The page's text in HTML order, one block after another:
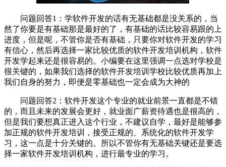
问题回答1：学软件开发的话有无基础都是没关系的，当
然了你要是有基础那是最好的了，有基础的话比较容易跟的上
进度，但是呢，不管你是否有基础，只要你对软件开发的学习
有信心，然后再选择一家比较优质的软件开发培训机构，软件
开发学起来还是很容易的。小编要在这里强调一点选对学校是
很关键的，如果我们选择的软件开发培训学校比较优质再加上
我们自身的努力，即便是零基础也一定会成为大神的
问题回答2：软件开发这个专业的就业前景一直都是不错
的，而且未来的发展会更好，就业面广薪资待遇也是很高的，
但是我们要想真正进入这个行业，不建议自学，最好是能够参
加正规的软件开发培训，接受正规的、系统化的软件开发学
习，这一点是十分关键的。所以不管你有无基础关键还是要选
择一家软件开发培训机构，进行最专业的学习。